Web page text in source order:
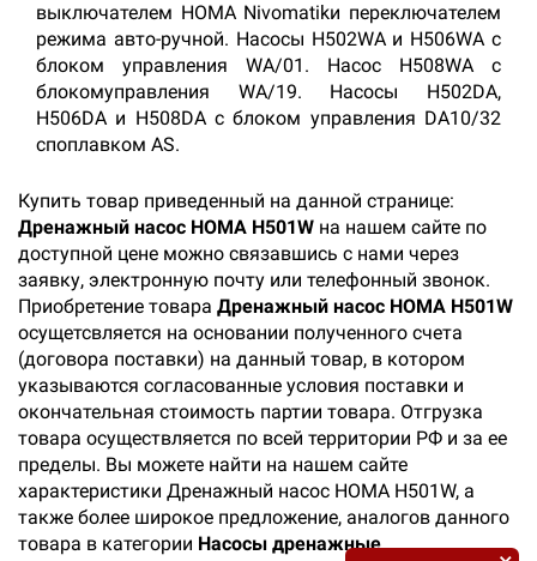
выключателем HOMA Nivomatikи переключателем
режима авто-ручной. Насосы H502WA и H506WA с
блоком управления WA/01. Насос H508WA с
блокомуправления WA/19. Насосы H502DA,
H506DA и H508DA с блоком управления DA10/32
споплавком AS.
Купить товар приведенный на данной странице:
Дренажный насос HOMA H501W на нашем сайте по
доступной цене можно связавшись с нами через
заявку, электронную почту или телефонный звонок.
Приобретение товара Дренажный насос HOMA H501W
осущетсвляется на основании полученного счета
(договора поставки) на данный товар, в котором
указываются согласованные условия поставки и
окончательная стоимость партии товара. Отгрузка
товара осуществляется по всей территории РФ и за ее
пределы. Вы можете найти на нашем сайте
характеристики Дренажный насос HOMA H501W, а
также более широкое предложение, аналогов данного
товара в категории Насосы дренажные.